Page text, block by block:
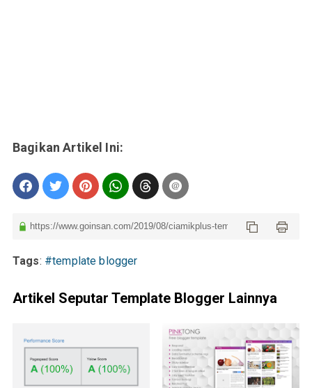
Tags: #template blogger
Artikel Seputar Template Blogger Lainnya